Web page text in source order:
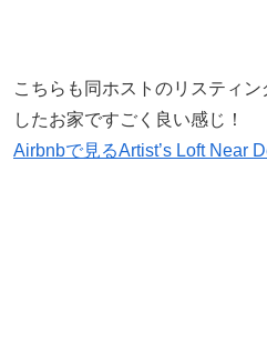
こちらも同ホストのリスティ
したお家ですごく良い感じ！
Airbnbで見るArtist’s Loft Near